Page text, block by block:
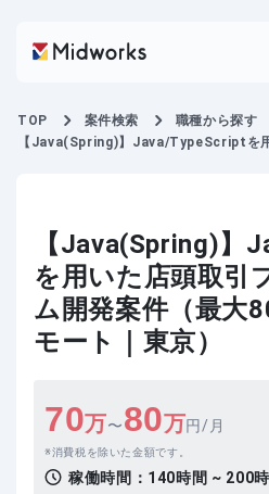
TOP 案件検索 職種から探す
【Java(Spring)】Java/TypeScriptを
【Java(Spring)】
を用いた店頭取引
ム開発案件（最大
モート｜東京）
70万〜80万円/月
消費税を除いた金額です。
稼働時間： 140時間 ~ 200